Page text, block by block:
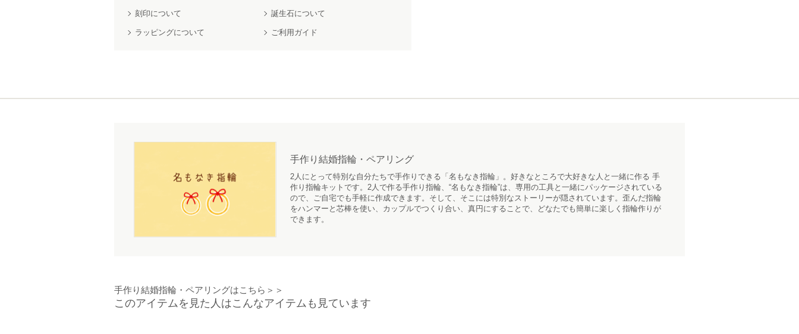
刻印について 誕生石について
ラッピングについて ご利用ガイド
手作り結婚指輪・ペアリング
2人にとって特別な自分たちで手作りできる「名もなき指輪」。好きなところで大好きな人と一緒に作る 手
作り指輪キットです。2人で作る手作り指輪、“名もなき指輪”は、専用の工具と一緒にパッケージされている
ので、ご自宅でも手軽に作成できます。そして、そこには特別なストーリーが隠されています。歪んだ指輪
をハンマーと芯棒を使い、カップルでつくり合い、真円にすることで、どなたでも簡単に楽しく指輪作りが
できます。
手作り結婚指輪・ペアリングはこちら＞＞
このアイテムを見た人はこんなアイテムも見ています